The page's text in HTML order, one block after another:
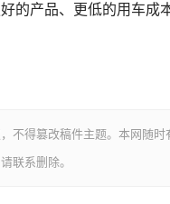
产品、更低的用车成
不得篡改稿件主题。本网随时
联系删除。